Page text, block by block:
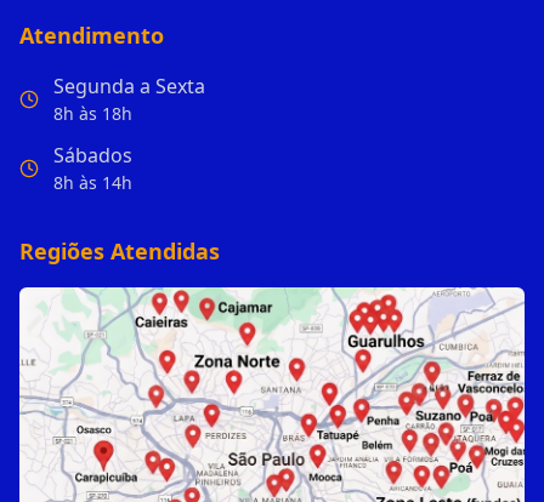
Atendimento
Segunda a Sexta
8h às 18h
Sábados
8h às 14h
Regiões Atendidas